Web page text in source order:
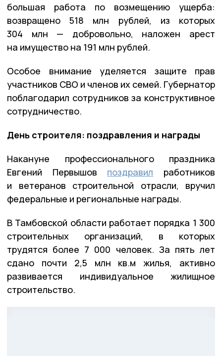
большая работа по возмещению ущерба:
возвращено 518 млн рублей, из которых
304 млн — добровольно, наложен арест
на имущество на 191 млн рублей.
Особое внимание уделяется защите прав
участников СВО и членов их семей. Губернатор
поблагодарил сотрудников за конструктивное
сотрудничество.
День строителя: поздравления и награды
Накануне профессионального праздника
Евгений Первышов поздравил работников
и ветеранов строительной отрасли, вручил
федеральные и региональные награды.
В Тамбовской области работает порядка 1 300
строительных организаций, в которых
трудятся более 7 000 человек. За пять лет
сдано почти 2,5 млн кв.м жилья, активно
развивается индивидуальное жилищное
строительство.